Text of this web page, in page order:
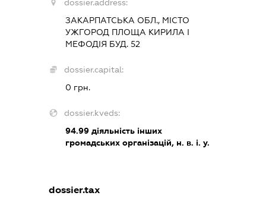
dossier.address:
ЗАКАРПАТСЬКА ОБЛ., МІСТО
УЖГОРОД ПЛОЩА КИРИЛА І
МЕФОДІЯ БУД. 52
dossier.capital:
0 грн.
dossier.kveds:
94.99діяльність інших
громадських організацій, н. в. і. у.
dossier.tax